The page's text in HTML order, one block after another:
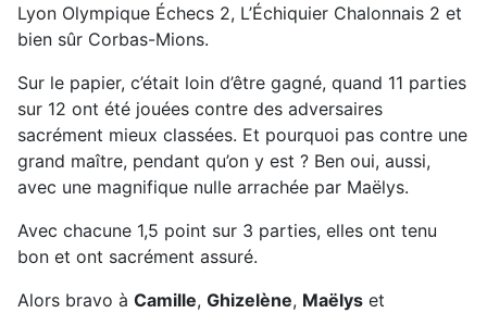
Lyon Olympique Échecs 2, L’Échiquier Chalonnais 2 et
bien sûr Corbas-Mions.
Sur le papier, c’était loin d’être gagné, quand 11 parties
sur 12 ont été jouées contre des adversaires
sacrément mieux classées. Et pourquoi pas contre une
grand maître, pendant qu’on y est ? Ben oui, aussi,
avec une magnifique nulle arrachée par Maëlys.
Avec chacune 1,5 point sur 3 parties, elles ont tenu
bon et ont sacrément assuré.
Alors bravo à Camille, Ghizelène, Maëlys et